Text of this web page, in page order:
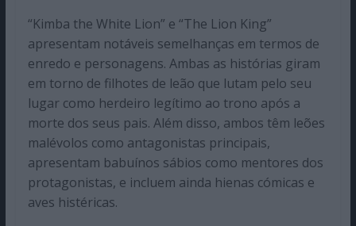
“Kimba the White Lion” e “The Lion King”
apresentam notáveis semelhanças em termos de
enredo e personagens. Ambas as histórias giram
em torno de filhotes de leão que lutam pelo seu
lugar como herdeiro legítimo ao trono após a
morte dos seus pais. Além disso, ambos têm leões
malévolos como antagonistas principais,
apresentam babuínos sábios como mentores dos
protagonistas, e incluem ainda hienas cómicas e
aves histéricas.